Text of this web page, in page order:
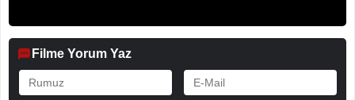
Filme Yorum Yaz